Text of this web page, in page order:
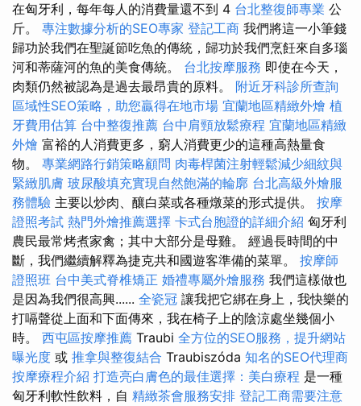
在匈牙利，每年每人的消費量還不到 4 台北整復師專業 公
斤。 專注數據分析的SEO專家 登記工商 我們將這一小筆錢
歸功於我們在聖誕節吃魚的傳統，歸功於我們烹飪來自多瑙
河和蒂薩河的魚的美食傳統。 台北按摩服務 即使在今天，
肉類仍然被認為是過去最昂貴的原料。 附近牙科診所查詢
區域性SEO策略，助您贏得在地市場 宜蘭地區精緻外燴 植
牙費用估算 台中整復推薦 台中肩頸放鬆療程 宜蘭地區精緻
外燴 富裕的人消費更多，窮人消費更少的這種高熱量食
物。 專業網路行銷策略顧問 肉毒桿菌注射輕鬆減少細紋與
緊緻肌膚 玻尿酸填充實現自然飽滿的輪廓 台北高級外燴服
務體驗 主要以炒肉、釀白菜或各種燉菜的形式提供。 按摩
證照考試 熱門外燴推薦選擇 卡式台胞證的詳細介紹 匈牙利
農民最常烤煮家禽；其中大部分是母雞。 經過長時間的中
斷，我們繼續解釋為捷克共和國遊客準備的菜單。 按摩師
證照班 台中美式脊椎矯正 婚禮專屬外燴服務 我們這樣做也
是因為我們很高興...... 全瓷冠 讓我把它綁在身上，我快樂的
打嗝聲從上面和下面傳來，我在椅子上的陰涼處坐幾個小
時。 西屯區按摩推薦 Traubi 全方位的SEO服務，提升網站
曝光度 或 推拿與整復結合 Traubiszóda 知名的SEO代理商
按摩療程介紹 打造亮白膚色的最佳選擇：美白療程 是一種
匈牙利軟性飲料，自 精緻茶會服務安排 登記工商需要注意